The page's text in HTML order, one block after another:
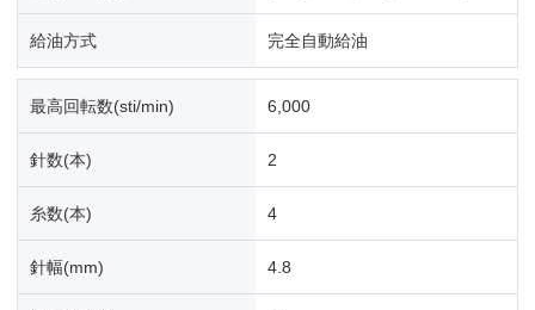
給油方式 完全自動給油
最高回転数(sti/min) 6,000
針数(本) 2
糸数(本) 4
針幅(mm) 4.8